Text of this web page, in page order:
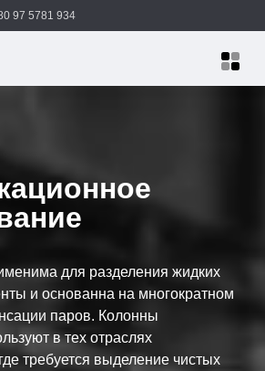
97 5781 934
для разделения жидких
и основанна на многократном
паров. Колонны
в тех отраслях
требуется выделение чистых